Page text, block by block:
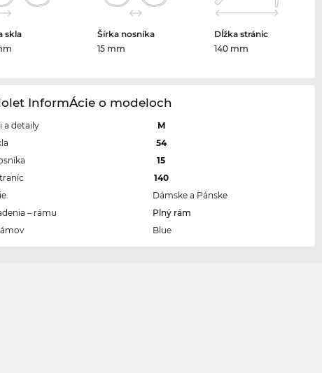
skla
Šírka nosníka
15 mm
Dĺžka stránic
140 mm
InformÁcie o modeloch
a detaily
M
54
15
140
Dámske a Pánske
– rámu
Plný rám
Blue